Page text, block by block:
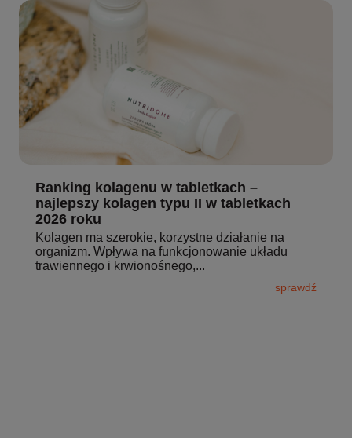
Ranking kolagenu w tabletkach –
najlepszy kolagen typu II w tabletkach
2026 roku
Kolagen ma szerokie, korzystne działanie na
organizm. Wpływa na funkcjonowanie układu
trawiennego i krwionośnego,...
sprawdź